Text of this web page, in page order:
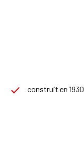
construit en 1930